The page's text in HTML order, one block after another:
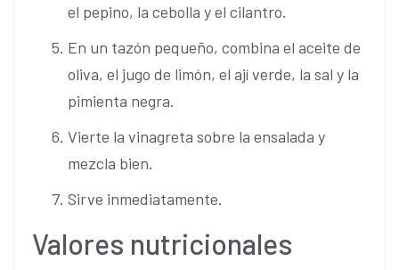
el pepino, la cebolla y el cilantro.
En un tazón pequeño, combina el aceite de
oliva, el jugo de limón, el ají verde, la sal y la
pimienta negra.
Vierte la vinagreta sobre la ensalada y
mezcla bien.
Sirve inmediatamente.
Valores nutricionales